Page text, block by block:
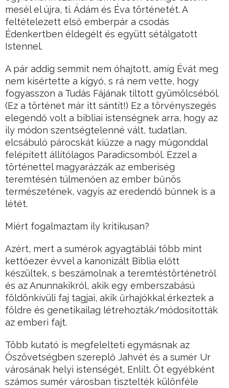
mesél el újra, ti. Ádám és Éva történetét. A
feltételezett első emberpár a csodás
Édenkertben éldegélt és együtt sétálgatott
Istennel.
A pár addig semmit nem óhajtott, amíg Évát meg
nem kísértette a kígyó, s rá nem vette, hogy
fogyasszon a Tudás Fájának tiltott gyümölcséből.
(Ez a történet már itt sántít!) Ez a törvényszegés
elegendő volt a bibliai istenségnek arra, hogy az
ily módon szentségtelenné vált, tudatlan,
elcsábuló párocskát kiűzze a nagy műgonddal
felépített állítólagos Paradicsomból. Ezzel a
történettel magyarázzák az emberiség
teremtésén túlmenően az ember bűnös
természetének, vagyis az eredendő bűnnek is a
létét.
Miért fogalmaztam ily kritikusan?
Azért, mert a sumérok agyagtáblái több mint
kettőezer évvel a kanonizált Biblia előtt
készültek, s beszámolnak a teremtéstörténetről
és az Anunnakikról, akik egy emberszabású
földönkívüli faj tagjai, akik űrhajókkal érkeztek a
földre és genetikailag létrehozták/módosították
az emberi fajt.
Több kutató is megfelelteti egymásnak az
Ószövetségben szereplő Jahvét és a sumér Ur
városának helyi istenségét, Enlilt. Őt egyébként
számos sumér városban tisztelték különféle